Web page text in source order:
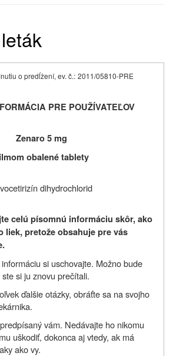
o predĺžení, ev. č.: 2011/05810-PRE
PRE POUŽÍVATEĽOV
Zenaro 5 mg
obalené tablety
dihydrochlorid
celú písomnú informáciu skôr, ako
liek, pretože obsahuje pre vás
si uschovajte. Možno bude
si ju znovu prečítali.
ďalšie otázky, obráťte sa na svojho
vám. Nedávajte ho nikomu
uškodiť, dokonca aj vtedy, ak má
ako vy.